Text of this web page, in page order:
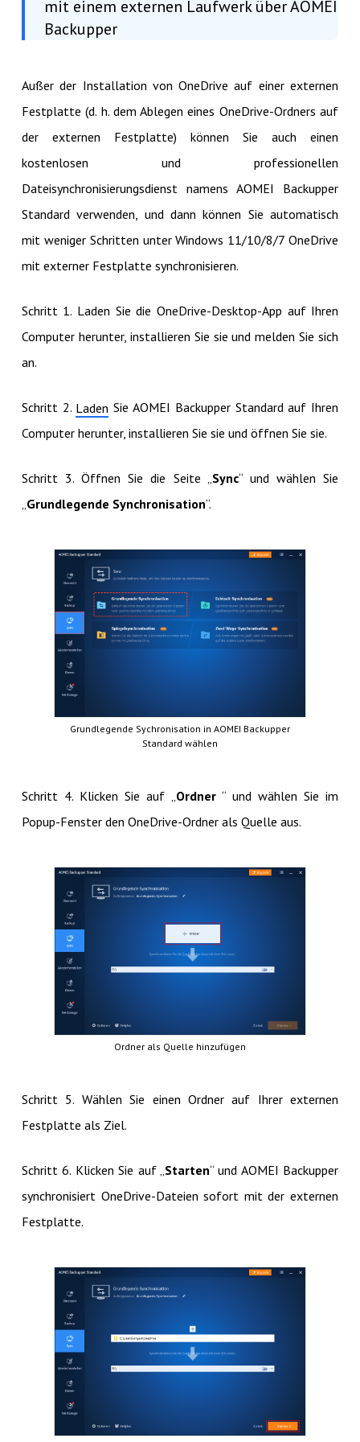
mit einem externen Laufwerk über AOMEI
Backupper
Außer der Installation von OneDrive auf einer externen
Festplatte (d. h. dem Ablegen eines OneDrive-Ordners auf
der externen Festplatte) können Sie auch einen
kostenlosen und professionellen
Dateisynchronisierungsdienst namens AOMEI Backupper
Standard verwenden, und dann können Sie automatisch
mit weniger Schritten unter Windows 11/10/8/7 OneDrive
mit externer Festplatte synchronisieren.
Schritt 1. Laden Sie die OneDrive-Desktop-App auf Ihren
Computer herunter, installieren Sie sie und melden Sie sich
an.
Schritt 2. Laden Sie AOMEI Backupper Standard auf Ihren
Computer herunter, installieren Sie sie und öffnen Sie sie.
Schritt 3. Öffnen Sie die Seite „ Sync“ und wählen Sie
Grundlegende Synchronisation“.
Grundlegende Sychronisation in AOMEI Backupper
Standard wählen
Schritt 4. Klicken Sie auf „Ordner“ und wählen Sie im
Popup-Fenster den OneDrive-Ordner als Quelle aus.
Ordner als Quelle hinzufügen
Schritt 5. Wählen Sie einen Ordner auf Ihrer externen
Festplatte als Ziel.
Schritt 6. Klicken Sie auf „Starten“ und AOMEI Backupper
synchronisiert OneDrive-Dateien sofort mit der externen
Festplatte.